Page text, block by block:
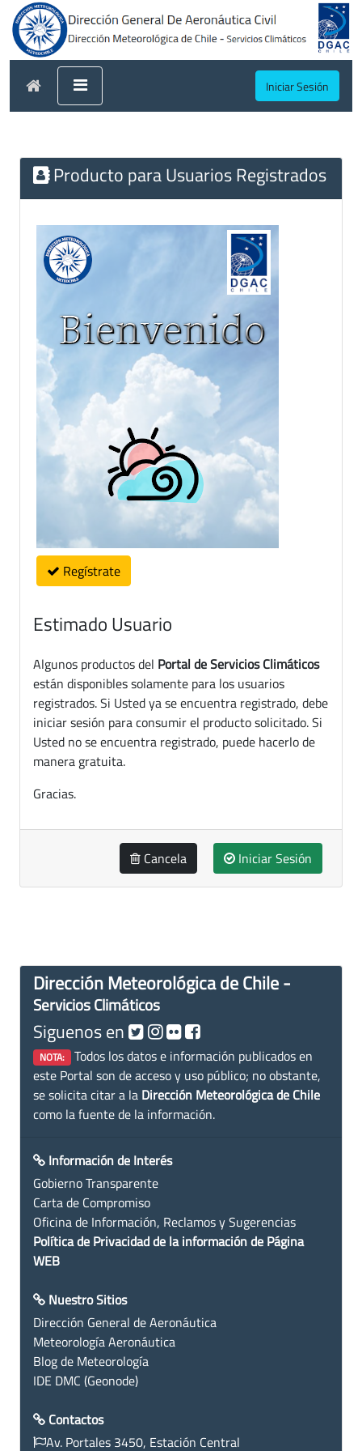
Iniciar Sesión
Producto para Usuarios Registrados
Regístrate
Estimado Usuario
Algunos productos del Portal de Servicios Climáticos
están disponibles solamente para los usuarios
registrados. Si Usted ya se encuentra registrado, debe
iniciar sesión para consumir el producto solicitado. Si
Usted no se encuentra registrado, puede hacerlo de
manera gratuita.
Gracias.
Cancela Iniciar Sesión
Dirección Meteorológica de Chile -
Servicios Climáticos
Siguenos en
NOTA: Todos los datos e información publicados en
este Portal son de acceso y uso público; no obstante,
se solicita citar a la Dirección Meteorológica de Chile
como la fuente de la información.
Información de Interés
Gobierno Transparente
Carta de Compromiso
Oficina de Información, Reclamos y Sugerencias
Política de Privacidad de la información de Página
WEB
Nuestro Sitios
Dirección General de Aeronáutica
Meteorología Aeronáutica
Blog de Meteorología
IDE DMC (Geonode)
Contactos
Av. Portales 3450, Estación Central